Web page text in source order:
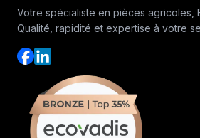
Votre spécialiste en pièces agricoles,
Qualité, rapidité et expertise à votre